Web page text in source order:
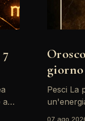
a
Pesci La posizione della Luna in Toro porta
07 ago